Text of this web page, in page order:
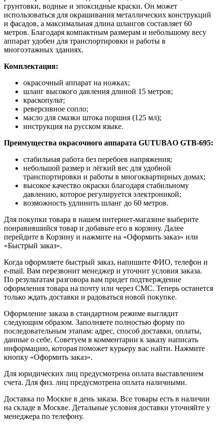
грунтовки, водные и эпоксидные краски. Он может
использоваться для окрашивания металлических конструкций
и фасадов, а максимальная длина шлангов составляет 60
метров. Благодаря компактным размерам и небольшому весу
аппарат удобен для транспортировки и работы в
многоэтажных зданиях.
Комплектация:
окрасочный аппарат на ножках;
шланг высокого давления длиной 15 метров;
краскопульт;
реверсивное сопло;
масло для смазки штока поршня (125 мл);
инструкция на русском языке.
Преимущества окрасочного аппарата GUTUBAO GTB-695:
стабильная работа без перебоев напряжения;
небольшой размер и лёгкий вес для удобной
транспортировки и работы в многоквартирных домах;
высокое качество окраски благодаря стабильному
давлению, которое регулируется электроникой;
возможность удлинить шланг до 60 метров.
Для покупки товара в нашем интернет-магазине выберите
понравившийся товар и добавьте его в корзину. Далее
перейдите в Корзину и нажмите на «Оформить заказ» или
«Быстрый заказ».
Когда оформляете быстрый заказ, напишите ФИО, телефон и
e-mail. Вам перезвонит менеджер и уточнит условия заказа.
По результатам разговора вам придет подтверждение
оформления товара на почту или через СМС. Теперь останется
только ждать доставки и радоваться новой покупке.
Оформление заказа в стандартном режиме выглядит
следующим образом. Заполняете полностью форму по
последовательным этапам: адрес, способ доставки, оплаты,
данные о себе. Советуем в комментарии к заказу написать
информацию, которая поможет курьеру вас найти. Нажмите
кнопку «Оформить заказ».
Для юридических лиц предусмотрена оплата выставлением
счета. Для физ. лиц предусмотрена оплата наличными.
Доставка по Москве в день заказа. Все товары есть в наличии
на складе в Москве. Детальные условия доставки уточняйте у
менеджера по телефону.